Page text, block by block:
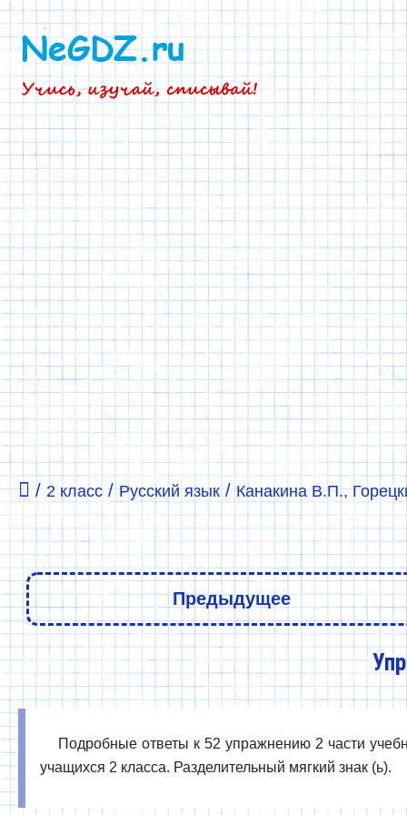
/ 2 класс/Русский язык/Канакина В.П.,
Предыдущее
Подробные ответы к 52 упражнению 2 части
учащихся 2 класса. Разделительный мягкий знак (ь).